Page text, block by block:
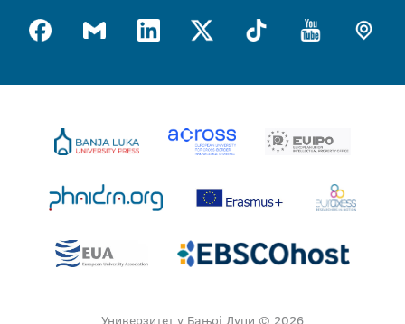
Универзитет у Бањој Луци © 2026